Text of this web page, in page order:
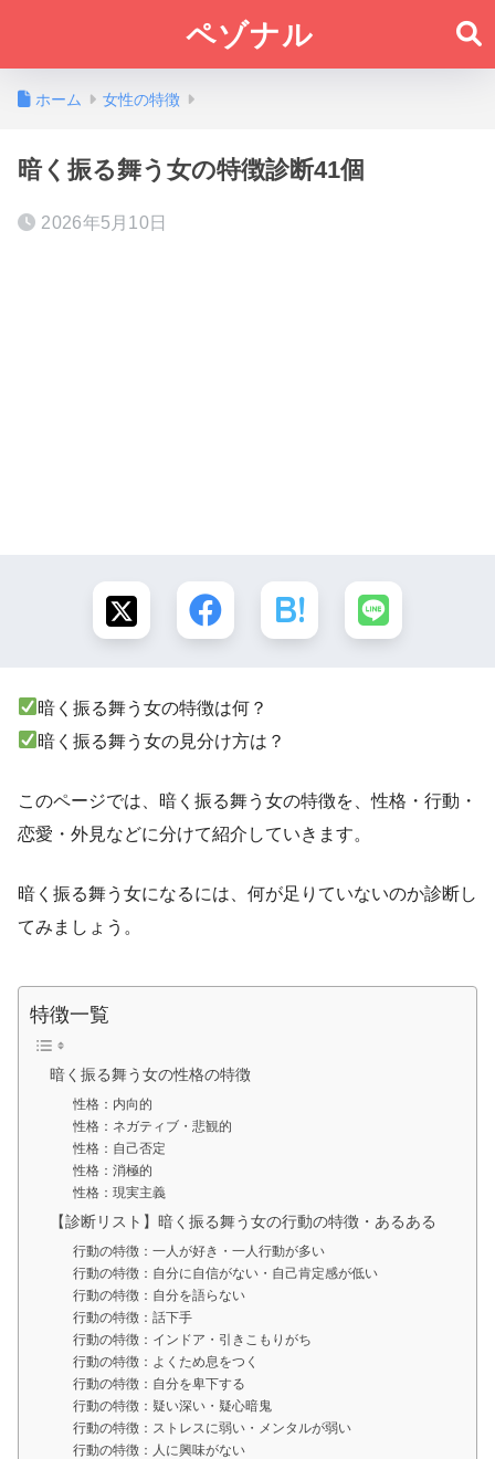
ペゾナル
ホーム 女性の特徴
暗く振る舞う女の特徴診断41個
2026年5月10日
暗く振る舞う女の特徴は何？
暗く振る舞う女の見分け方は？
このページでは、暗く振る舞う女の特徴を、性格・行動・
恋愛・外見などに分けて紹介していきます。
暗く振る舞う女になるには、何が足りていないのか診断し
てみましょう。
特徴一覧
暗く振る舞う女の性格の特徴
性格：内向的
性格：ネガティブ・悲観的
性格：自己否定
性格：消極的
性格：現実主義
【診断リスト】暗く振る舞う女の行動の特徴・あるある
行動の特徴：一人が好き・一人行動が多い
行動の特徴：自分に自信がない・自己肯定感が低い
行動の特徴：自分を語らない
行動の特徴：話下手
行動の特徴：インドア・引きこもりがち
行動の特徴：よくため息をつく
行動の特徴：自分を卑下する
行動の特徴：疑い深い・疑心暗鬼
行動の特徴：ストレスに弱い・メンタルが弱い
行動の特徴：人に興味がない